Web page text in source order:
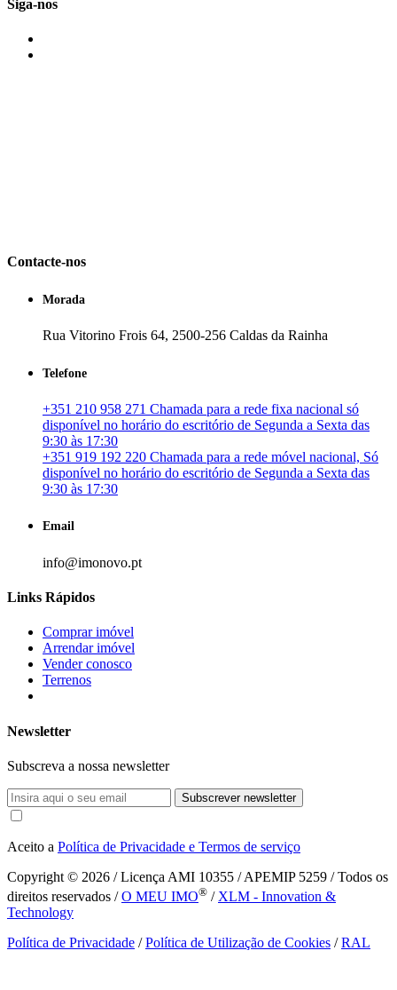
Siga-nos
Contacte-nos
Morada
Rua Vitorino Frois 64, 2500-256 Caldas da Rainha
Telefone
+351 210 958 271 Chamada para a rede fixa nacional só
disponível no horário do escritório de Segunda a Sexta das
9:30 às 17:30
+351 919 192 220 Chamada para a rede móvel nacional, Só
disponível no horário do escritório de Segunda a Sexta das
9:30 às 17:30
Email
info@imonovo.pt
Links Rápidos
Comprar imóvel
Arrendar imóvel
Vender conosco
Terrenos
Newsletter
Subscreva a nossa newsletter
Subscrever newsletter
Aceito a Política de Privacidade e Termos de serviço
Copyright © 2026 / Licença AMI 10355 / APEMIP 5259 / Todos os
direitos reservados /O MEU IMO® / XLM - Innovation &
Technology
Política de Privacidade /Política de Utilização de Cookies /RAL